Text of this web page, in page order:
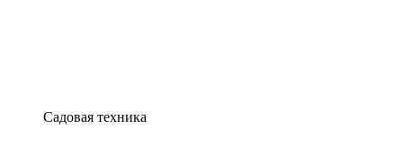
Садовая техника